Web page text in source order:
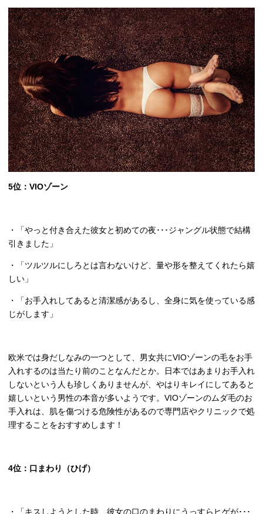
5位： VIOゾーン
・「やっと付き合えた彼女と初めての夜･･･ジャングル状態で結構
引きました」
・「ツルツルにしろとは言わないけど、量や形を整えてくれたら嬉
しい」
・「お手入れしてあると清潔感があるし、全身に気を使っている感
じがします」
欧米では身だしなみの一つとして、男女共にVIOゾーンの毛をお手
入れするのは当たり前のことなんだとか。日本ではあまりお手入れ
しないという人も珍しくありませんが、やはりキレイにしてあると
嬉しいという男性の本音が多いようです。 VIOゾーンのムダ毛のお
手入れは、肌を傷つける危険性があるので専門店やクリニックで処
理することをおすすめします！
4位：口まわり（ひげ）
・「キスしようとした時、彼女の口のまわりにうっすらヒゲが･･･